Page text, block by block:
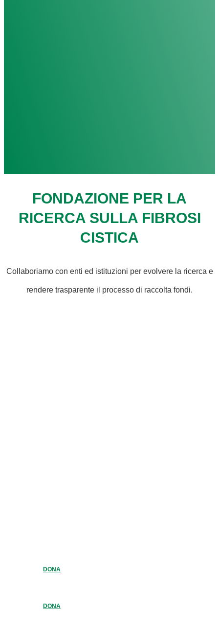
FONDAZIONE PER LA
RICERCA SULLA FIBROSI
CISTICA
Collaboriamo con enti ed istituzioni per evolvere la ricerca e
rendere trasparente il processo di raccolta fondi.
DONA
DONA